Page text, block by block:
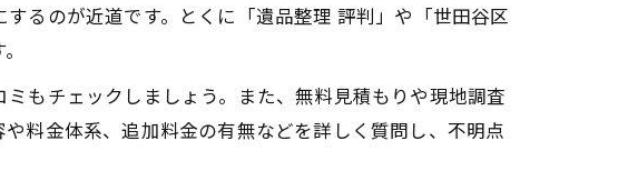
るのが近道です。とくに「遺品整理 評判」や「世田谷区
もチェックしましょう。また、無料見積もりや現地調査
料金体系、追加料金の有無などを詳しく質問し、不明点